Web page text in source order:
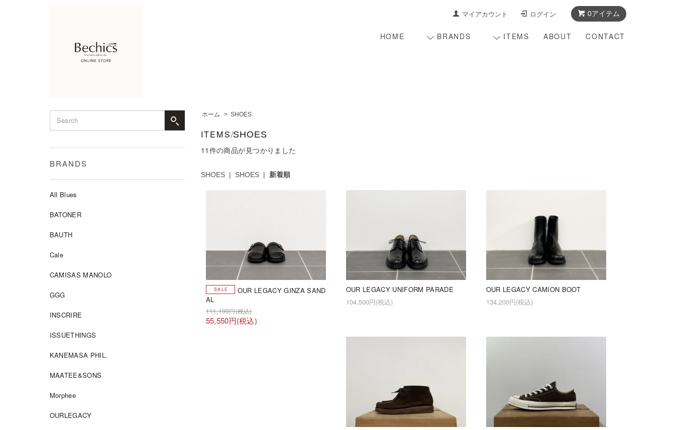
0アイテム
マイアカウント ログイン
HOME BRANDS ITEMS ABOUT CONTACT
ホーム > SHOES
ITEMS/SHOES
11 件の商品が見つかりました
SHOES| SHOES| 新着順
OUR LEGACY GINZA SAND
AL
111,100円(税込)
55,550円(税込)
OUR LEGACY UNIFORM PARADE
104,500円(税込)
OUR LEGACY CAMION BOOT
134,200円(税込)
BRANDS
All Blues
BATONER
BAUTH
Cale
CAMISAS MANOLO
GGG
INSCRIRE
ISSUETHINGS
KANEMASA PHIL.
MAATEE&SONS
Morphee
OURLEGACY